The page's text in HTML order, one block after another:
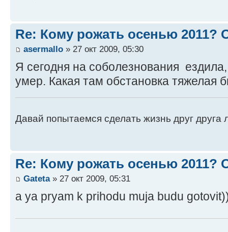
Re: Кому рожать осенью 2011?
asermallo » 27 окт 2009, 05:30
Я сегодня на соболезнования
умер. Какая там обстановка тяжелая
Давай попытаемся сделать жизнь друг друга
Re: Кому рожать осенью 2011?
Gateta» 27 окт 2009, 05:31
a ya pryam k prihodu muja budu